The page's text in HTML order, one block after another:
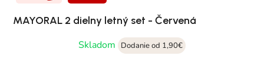
MAYORAL 2 dielny letný set - Červená
Skladom
Dodanie od 1,90€